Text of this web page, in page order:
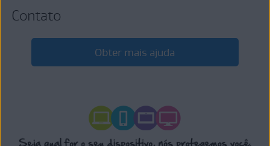
Contato
Obter mais ajuda